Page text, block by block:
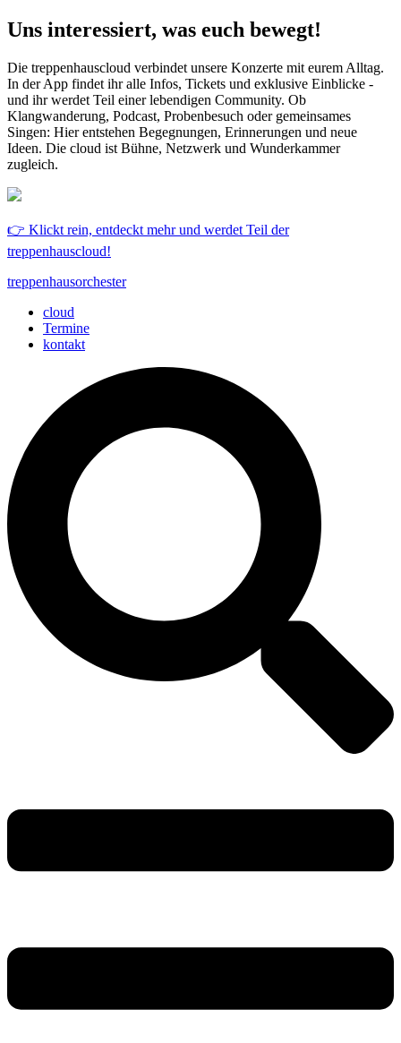
Uns interessiert, was euch bewegt!
Die treppenhauscloud verbindet unsere Konzerte mit eurem Alltag.
In der App findet ihr alle Infos, Tickets und exklusive Einblicke -
und ihr werdet Teil einer lebendigen Community. Ob
Klangwanderung, Podcast, Probenbesuch oder gemeinsames
Singen: Hier entstehen Begegnungen, Erinnerungen und neue
Ideen. Die cloud ist Bühne, Netzwerk und Wunderkammer
zugleich.
👉 Klickt rein, entdeckt mehr und werdet Teil der
treppenhauscloud!
treppenhausorchester
cloud
Termine
kontakt